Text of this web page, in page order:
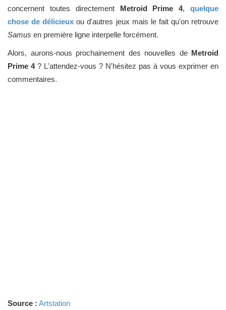
concernent toutes directement Metroid Prime 4,quelque
chose de délicieuxou d'autres jeux mais le fait qu'on retrouve
Samus en première ligne interpelle forcément.
Alors, aurons-nous prochainement des nouvelles deMetroid
Prime 4? L'attendez-vous ? N'hésitez pas à vous exprimer en
commentaires.
Source : Artstation